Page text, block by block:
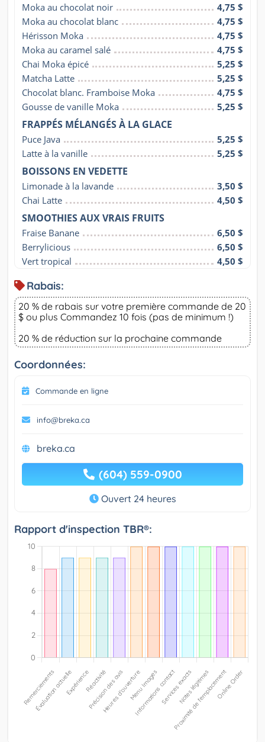
Moka au chocolat noir
4,75 $
Moka au chocolat blanc
4,75 $
Hérisson Moka
4,75 $
Moka au caramel salé
4,75 $
Chai Moka épicé
5,25 $
Matcha Latte
5,25 $
Chocolat blanc. Framboise Moka
4,75 $
Gousse de vanille Moka
5,25 $
FRAPPÉS MÉLANGÉS À LA GLACE
Puce Java
5,25 $
Latte à la vanille
5,25 $
BOISSONS EN VEDETTE
Limonade à la lavande
3,50 $
Chai Latte
4,50 $
SMOOTHIES AUX VRAIS FRUITS
Fraise Banane
6,50 $
Berrylicious
6,50 $
Vert tropical
4,50 $
Rabais:
20 % de rabais sur votre première commande de 20
$ ou plus Commandez 10 fois (pas de minimum !)
20 % de réduction sur la prochaine commande
Coordonnées:
Commande en ligne
info@breka.ca
breka.ca
(604) 559-0900
Ouvert 24 heures
Rapport d'inspection TBR®: